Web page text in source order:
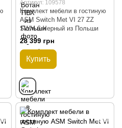
Артикул: 109578
Комплект мебели в гостиную
ASM Switch Met VI 27 ZZ
SWM 6 Черный из Польши
28 399 грн
Купить